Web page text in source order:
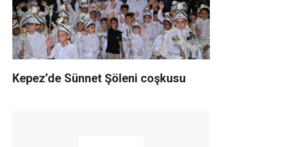
Kepez’de Sünnet Şöleni coşkusu